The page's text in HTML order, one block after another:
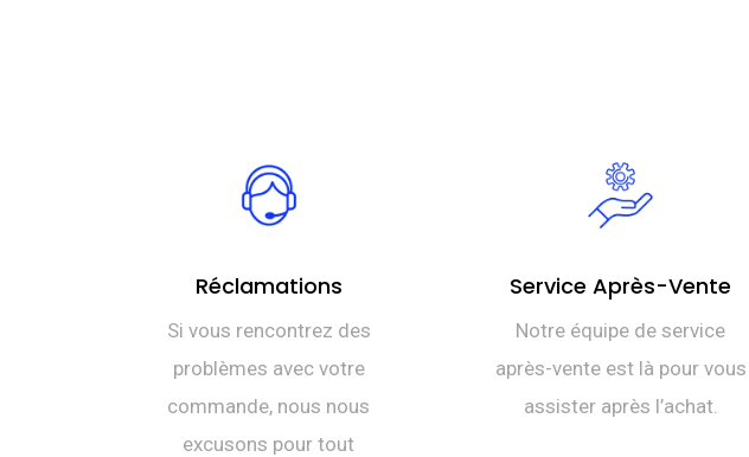
Réclamations
Si vous rencontrez des
problèmes avec votre
commande, nous nous
excusons pour tout
Service Après-Vente
Notre équipe de service
après-vente est là pour vous
assister après l’achat.